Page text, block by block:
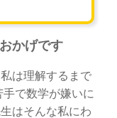
かげです
は理解するまで
で数学が嫌いに
はそんな私にわ